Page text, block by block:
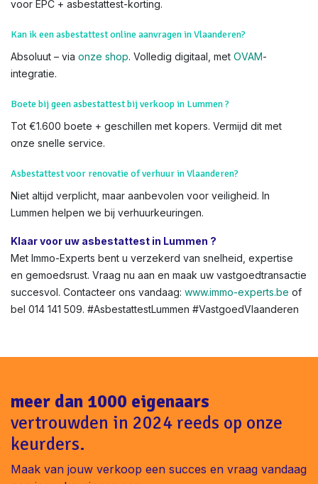
Wat als asbest gevonden wordt tijdens keuring in Vlaanderen?
We adviseren verwijdering (via VMM-goedgekeurde firms).
Asbestattest en EPC: moet ik beide hebben bij verkoop?
Ja, combineer voor een compleet pakket
. Bij ons vanaf €159
Kan ik een asbestattest online aanvragen in Vlaanderen?
Absoluut – via
onze shop . Volledig digitaal, met OVAM
Boete bij geen asbestattest bij verkoop in Lummen ?
Tot €1.600 boete + geschillen met kopers. Vermijd dit met
onze snelle service.
Asbestattest voor renovatie of verhuur in Vlaanderen?
Niet altijd verplicht, maar aanbevolen voor veiligheid. In
succesvol. Contacteer ons vandaag:www.immo-experts.be
bel 014 141 509. #AsbestattestLummen #VastgoedVlaanderen